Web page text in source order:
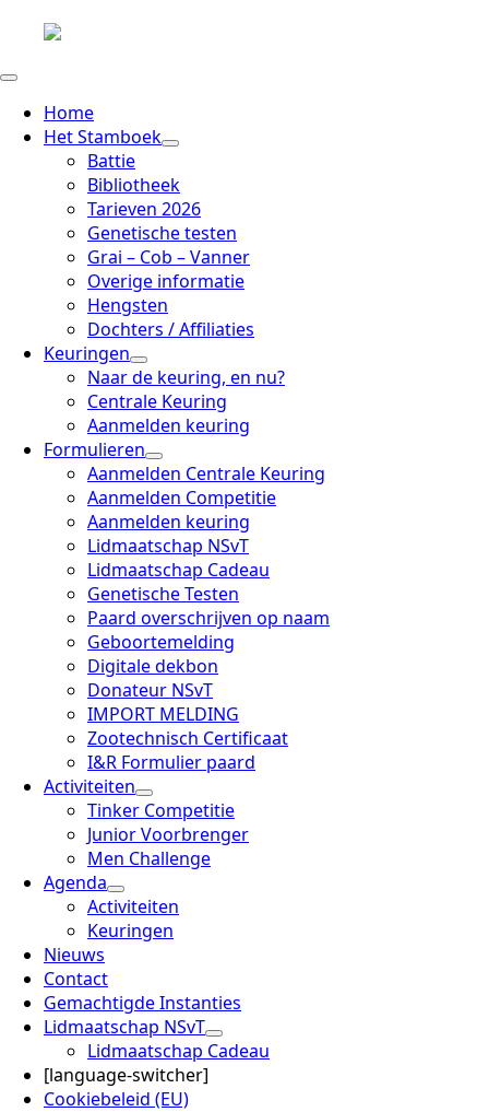
Home
Het Stamboek
Battie
Bibliotheek
Tarieven 2026
Genetische testen
Grai – Cob – Vanner
Overige informatie
Hengsten
Dochters / Affiliaties
Keuringen
Naar de keuring, en nu?
Centrale Keuring
Aanmelden keuring
Formulieren
Aanmelden Centrale Keuring
Aanmelden Competitie
Aanmelden keuring
Lidmaatschap NSvT
Lidmaatschap Cadeau
Genetische Testen
Paard overschrijven op naam
Geboortemelding
Digitale dekbon
Donateur NSvT
IMPORT MELDING
Zootechnisch Certificaat
I&R Formulier paard
Activiteiten
Tinker Competitie
Junior Voorbrenger
Men Challenge
Agenda
Activiteiten
Keuringen
Nieuws
Contact
Gemachtigde Instanties
Lidmaatschap NSvT
Lidmaatschap Cadeau
[language-switcher]
Cookiebeleid (EU)